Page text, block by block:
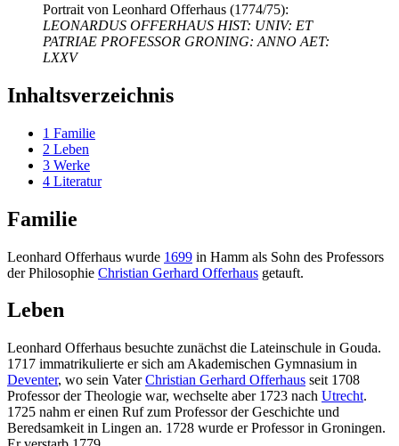
Portrait von Leonhard Offerhaus (1774/75):
LEONARDUS OFFERHAUS HIST: UNIV: ET
PATRIAE PROFESSOR GRONING: ANNO AET:
LXXV
Inhaltsverzeichnis
1 Familie
2 Leben
3 Werke
4 Literatur
Familie
Leonhard Offerhaus wurde 1699 in Hamm als Sohn des Professors
der Philosophie Christian Gerhard Offerhaus getauft.
Leben
Leonhard Offerhaus besuchte zunächst die Lateinschule in Gouda.
1717 immatrikulierte er sich am Akademischen Gymnasium in
Deventer, wo sein VaterChristian Gerhard Offerhaus seit 1708
Professor der Theologie war, wechselte aber 1723 nach Utrecht.
1725 nahm er einen Ruf zum Professor der Geschichte und
Beredsamkeit in Lingen an. 1728 wurde er Professor in Groningen.